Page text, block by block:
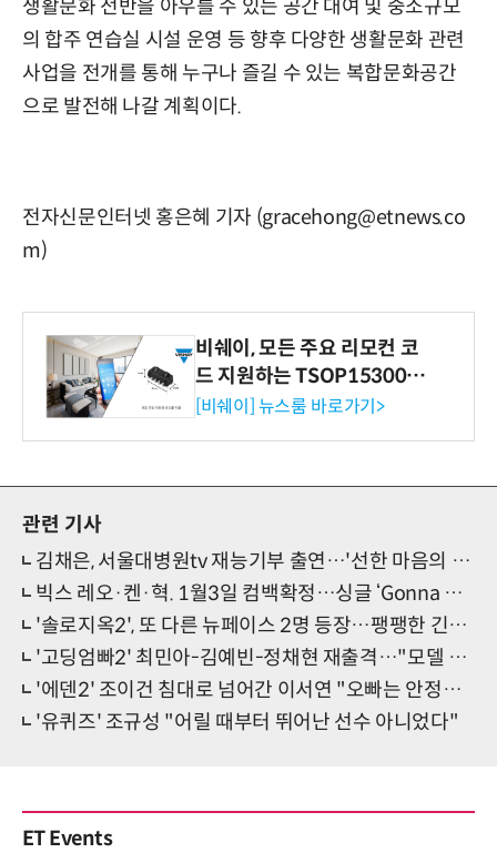
생활문화 전반을 아우를 수 있는 공간 대여 및 중소규모
의 합주 연습실 시설 운영 등 향후 다양한 생활문화 관련
사업을 전개를 통해 누구나 즐길 수 있는 복합문화공간
으로 발전해 나갈 계획이다.
전자신문인터넷 홍은혜 기자 (gracehong@etnews.co
m)
비쉐이, 모든 주요 리모컨 코
드 지원하는 TSOP15300 시
리즈 IR 수신기 출시
[비쉐이] 뉴스룸 바로가기>
관련 기사
김채은, 서울대병원tv 재능기부 출연…'선한 마음의 건강지킴이'
빅스 레오·켄·혁. 1월3일 컴백확정…싱글 ‘Gonna Be Alright’ 발표
'솔로지옥2', 또 다른 뉴페이스 2명 등장…팽팽한 긴장감
'고딩엄빠2' 최민아-김예빈-정채현 재출격…"모델 제의 받기도"
'에덴2' 조이건 침대로 넘어간 이서연 "오빠는 안정감 느끼게 해줘"
'유퀴즈' 조규성 "어릴 때부터 뛰어난 선수 아니었다"
ET Events